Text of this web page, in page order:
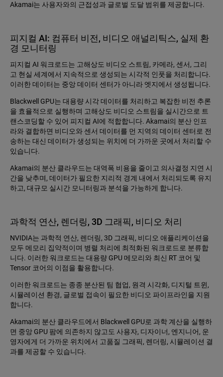
Akamai는 사용자와의 근접성과 글로벌 도달 범위를 제공합니다.
피지컬 AI: 컴퓨터 비전, 비디오 애널리틱스, 실제 환
경 모니터링
피지컬 AI 워크로드는 고해상도 비디오 스트림, 카메라, 센서, 그리
고 현실 세계에서 지속적으로 생성되는 시각적 인풋을 처리합니다.
이러한 데이터는 중앙 데이터 센터가 아니라 엣지에서 생성됩니다.
Blackwell GPU는 대용량 시각 데이터를 처리하고 복잡한 비전 추론
을 효율적으로 실행하며 고해상도 비디오 스트림을 실시간으로 트
랜스코딩할 수 있어 피지컬 AI에 적합합니다. Akamai의 분산 인프
라와 결합하면 비디오와 센서 데이터를 먼 지역의 데이터 센터로 전
송하는 대신 데이터가 생성되는 위치에 더 가까운 곳에서 처리할 수
있습니다.
Akamai의 분산 클라우드는 대역폭 비용을 줄이고 의사결정 지연 시
간을 낮추며, 데이터가 필요한 지리적 경계 내에서 처리되도록 유지
하고, 대규모 실시간 모니터링과 분석을 가능하게 합니다.
과학적 연산, 렌더링, 3D 그래픽, 비디오 처리
NVIDIA는 과학적 연산, 렌더링, 3D 그래픽, 비디오 애플리케이션을
모두 메모리 집약적이며 병렬 처리에 최적화된 워크로드로 분류합
니다. 이러한 워크로드는 대용량 GPU 메모리와 최신 RT 코어 및
Tensor 코어의 이점을 활용합니다.
이러한 워크로드는 종종 분산된 팀 협업, 원격 시각화, 디지털 트윈,
시뮬레이션 환경, 글로벌 접속이 필요한 비디오 파이프라인을 지원
합니다.
Akamai의 분산 클라우드에서 Blackwell GPU로 과학 계산을 실행하
면 중앙 GPU 팜에 의존하지 않고도 사용자, 디자이너, 엔지니어, 운
영자에게 더 가까운 위치에서 고품질 그래픽, 렌더링, 시뮬레이션 결
과를 제공할 수 있습니다.